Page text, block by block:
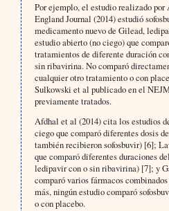
Por ejemplo, el estudio realizado
England Journal (2014) estudió
medicamento nuevo de Gilead,
estudio abierto (no ciego) que
tratamientos de diferente duración
sin ribavirina. No comparó
cualquier otro tratamiento o con
Sulkowski et al publicado en el
previamente tratados.
Afdhal et al (2014) cita los estudios
ciego que comparó diferentes dosis
también recibieron sofosbuvir) [6];
que comparó diferentes duraciones
ledipavir con o sin ribavirina) [7]; y
comparó varios fármacos
más, ningún estudio comparó
o con placebo.